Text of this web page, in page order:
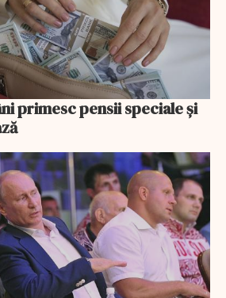
primesc pensii speciale și